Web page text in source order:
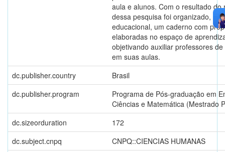
aula e alunos. Com o resultado do
dessa pesquisa foi organizado,
educacional, um caderno com
elaboradas no espaço de
objetivando auxiliar professores
em suas aulas.
dc.publisher.country
Brasil
dc.publisher.program
Programa de Pós-graduação em
Ciências e Matemática (Mestrado
dc.sizeorduration
172
dc.subject.cnpq
CNPQ::CIENCIAS HUMANAS